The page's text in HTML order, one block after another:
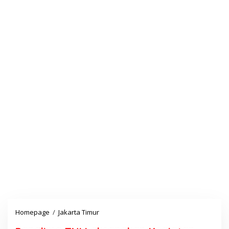
Homepage / Jakarta Timur